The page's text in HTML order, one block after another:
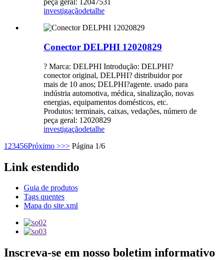
peça geral: 12047531
investigaçãodetalhe
Conector DELPHI 12020829
? Marca: DELPHI Introdução: DELPHI?
conector original, DELPHI? distribuidor por
mais de 10 anos; DELPHI?agente. usado para
indústria automotiva, médica, sinalização, novas
energias, equipamentos domésticos, etc.
Produtos: terminais, caixas, vedações, número de
peça geral: 12020829
investigaçãodetalhe
1 23456Próximo >>> Página 1/6
Link estendido
Guia de produtos
Tags quentes
Mapa do site.xml
Inscreva-se em nosso boletim informativo